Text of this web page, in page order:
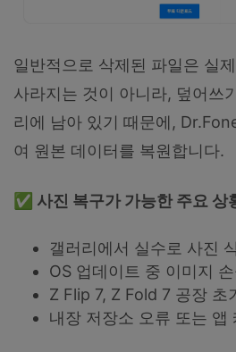
일반적으로 삭제된 파일은 실
사라지는 것이 아니라, 덮어쓰
리에 남아 있기 때문에,
여 원본 데이터를 복원합니다.
✅ 사진 복구가 가능한 주요 상
갤러리에서 실수로 사진
OS 업데이트 중 이미지 손
Z Flip 7, Z Fold 7 공장 초
내장 저장소 오류 또는 앱